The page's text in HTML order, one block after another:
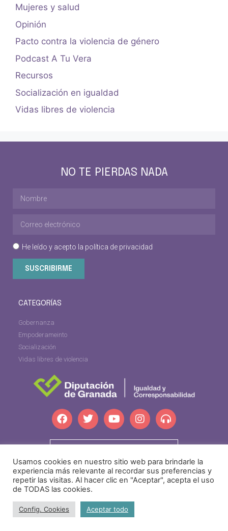
Mujeres y salud
Opinión
Pacto contra la violencia de género
Podcast A Tu Vera
Recursos
Socialización en igualdad
Vidas libres de violencia
CATEGORÍAS
Gobernanza
Empoderameinto
Socialización
Vidas libres de violencia
NO TE PIERDAS NADA
He leído y acepto la política de privacidad
SUSCRIBIRME
igualdadprovincial@dipgra.es·Tel: +34 958 24 71 80
Usamos cookies en nuestro sitio web para brindarle la
experiencia más relevante al recordar sus preferencias y
repetir las visitas. Al hacer clic en "Aceptar", acepta el uso
de TODAS las cookies.
Config. Cookies Aceptar todo